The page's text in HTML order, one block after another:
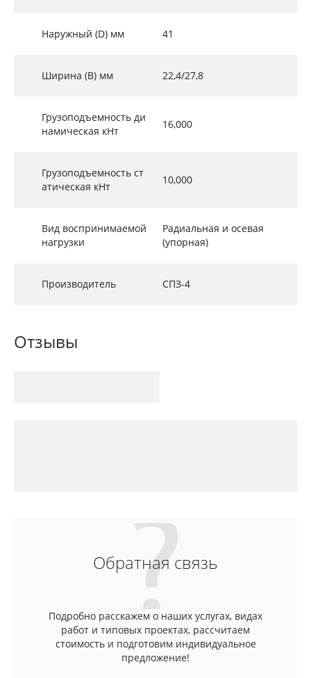
Наружный (D) мм 41
Ширина (B) мм 22,4/27,8
Грузоподъемность ди
намическая кНт
16,000
Грузоподъемность ст
атическая кНт
10,000
Вид воспринимаемой
нагрузки
Радиальная и осевая
(упорная)
Производитель СПЗ-4
Отзывы
Обратная связь
Подробно расскажем о наших услугах, видах
работ и типовых проектах, рассчитаем
стоимость и подготовим индивидуальное
предложение!